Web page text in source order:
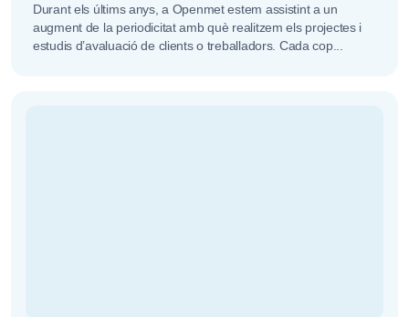
Durant els últims anys, a Openmet estem assistint a un
augment de la periodicitat amb què realitzem els projectes i
estudis d’avaluació de clients o treballadors. Cada cop...